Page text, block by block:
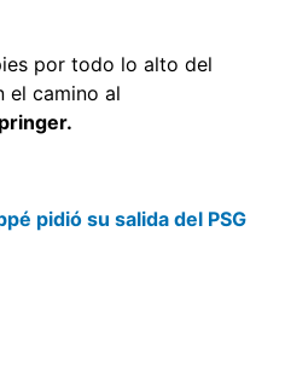
por todo lo alto del
el camino al
pidió su salida del PSG